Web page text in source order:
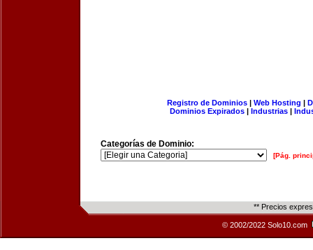
Registro de Dominios| Web Hosting |
Dominios Expirados | Industrias |
Categorías de Dominio:
[Pág.
** Precios
© 2002/2022 Solo10.com